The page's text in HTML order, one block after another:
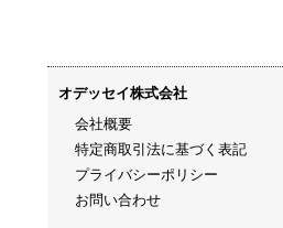
オデッセイ株式会社
会社概要
特定商取引法に基づく表記
プライバシーポリシー
お問い合わせ